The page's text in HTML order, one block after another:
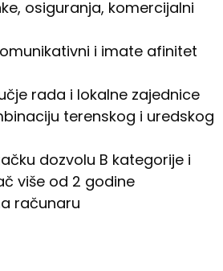
osiguranja, komercijalni
i imate afinitet
rada i lokalne zajednice
terenskog i uredskog
dozvolu B kategorije i
više od 2 godine
računaru